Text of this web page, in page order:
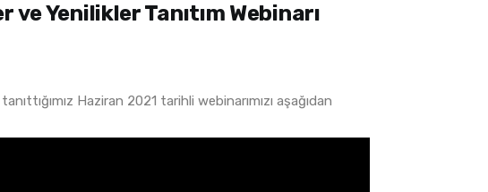
Yenilikler Tanıtım Webinarı
Haziran 2021 tarihli webinarımızı aşağıdan